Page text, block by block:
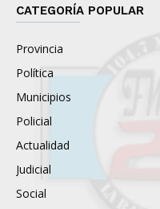
CATEGORÍA POPULAR
Provincia
Política
Municipios
Policial
Actualidad
Judicial
Social